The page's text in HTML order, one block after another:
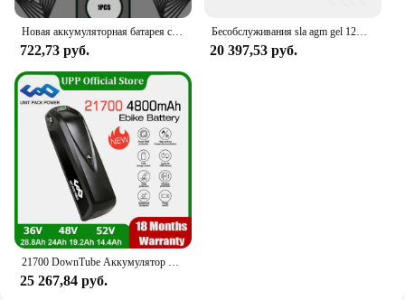
722,73 руб.
Бесобслуживания sla agm gel 12В 120ач Солнечный аккумулятор глубокого цикла
20 397,53 руб.
25 267,84 руб.